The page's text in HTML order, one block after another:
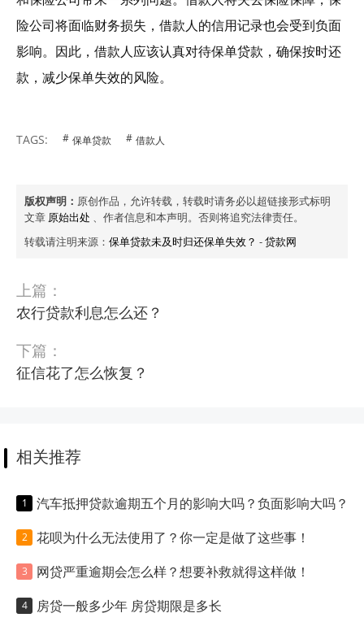
险公司将面临财务损失，借款人的信用记录也会受到负面
影响。因此，借款人应该认真对待保单贷款，确保按时还
款，减少保单失效的风险。
TAGS: 保单贷款 借款人
版权声明： 原创作品，允许转载，转载时请务必以超链接形式标明
文章 原始出处 、作者信息和本声明。否则将追究法律责任。
转载请注明来源： 保单贷款未及时归还保单失效？ -贷款网
上篇：
农行贷款利息怎么还？
下篇：
征信花了怎么恢复？
相关推荐
汽车抵押贷款逾期五个月的影响大吗？负面影响大吗？
花呗为什么无法使用了？你一定是做了这些事！
网贷严重逾期会怎么样？想要补救就得这样做！
房贷一般多少年 房贷期限是多长